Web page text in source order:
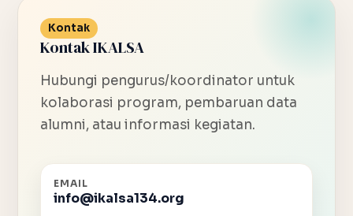
Kontak
Kontak IKALSA
Hubungi pengurus/koordinator untuk
kolaborasi program, pembaruan data
alumni, atau informasi kegiatan.
EMAIL
info@ikalsa134.org